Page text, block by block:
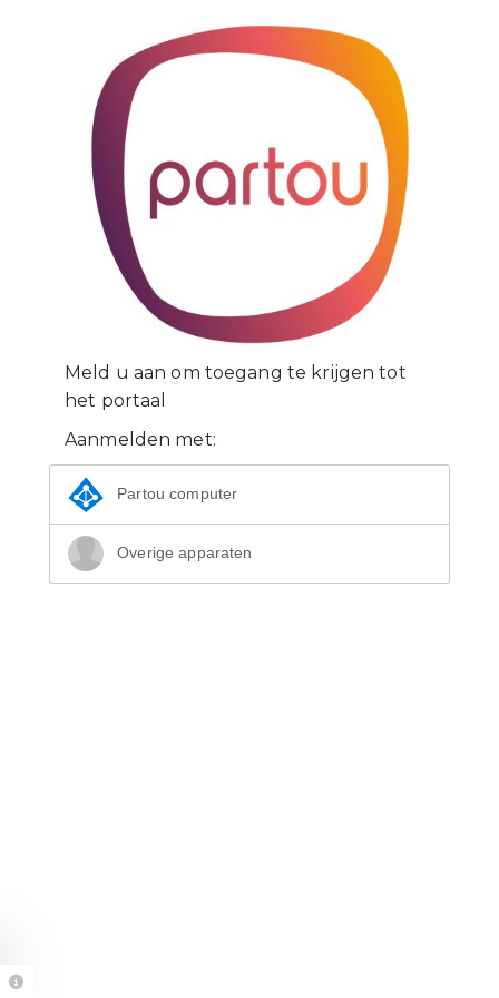
Meld u aan om toegang te krijgen tot
het portaal
Aanmelden met:
Partou computer
Overige apparaten